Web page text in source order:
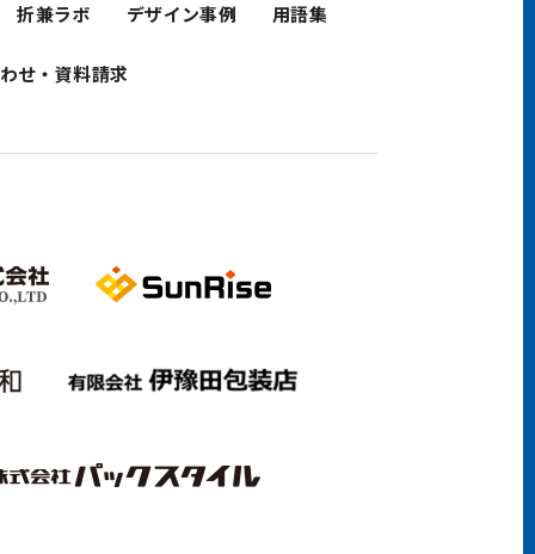
折兼ラボ デザイン事例 用語集
せ・資料請求